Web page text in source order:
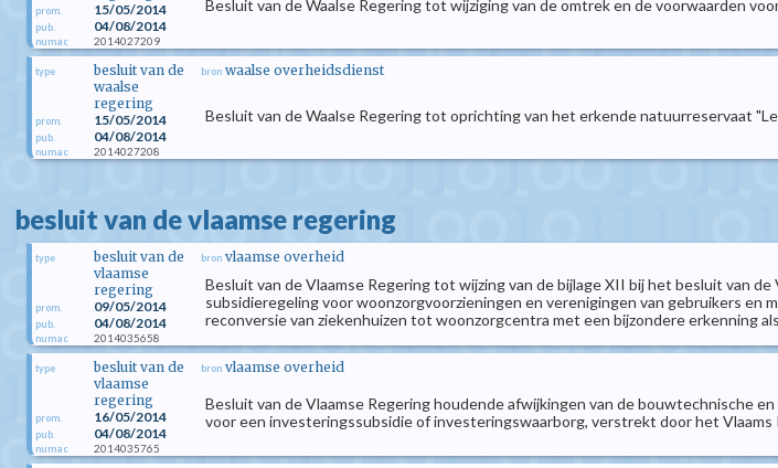
prom. 15/05/2014
pub. 04/08/2014
numac 2014027209
Besluit van de Waalse Regering tot wijziging van de omtrek en de voorwaarden
type
besluit van de
waalse
regering
prom. 15/05/2014
pub. 04/08/2014
numac 2014027208
bron waalse overheidsdienst
Besluit van de Waalse Regering tot oprichting van het erkende natuurreservaat
besluit van de vlaamse regering
type
besluit van de
vlaamse
regering
prom. 09/05/2014
pub. 04/08/2014
numac 2014035658
bron vlaamse overheid
Besluit van de Vlaamse Regering tot wijzing van de bijlage XII bij het besluit van
subsidieregeling voor woonzorgvoorzieningen en verenigingen van gebruikers
reconversie van ziekenhuizen tot woonzorgcentra met een bijzondere erkenning
type
besluit van de
vlaamse
regering
prom. 16/05/2014
pub. 04/08/2014
numac 2014035765
bron vlaamse overheid
Besluit van de Vlaamse Regering houdende afwijkingen van de bouwtechnische
voor een investeringssubsidie of investeringswaarborg, verstrekt door het